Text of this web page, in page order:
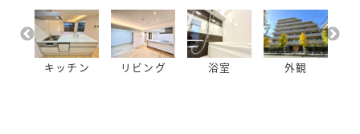
キッチン リビング 浴室 外観